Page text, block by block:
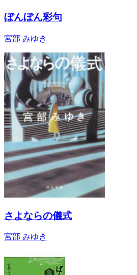
ぼんぼん彩句
宮部 みゆき
さよならの儀式
宮部 みゆき